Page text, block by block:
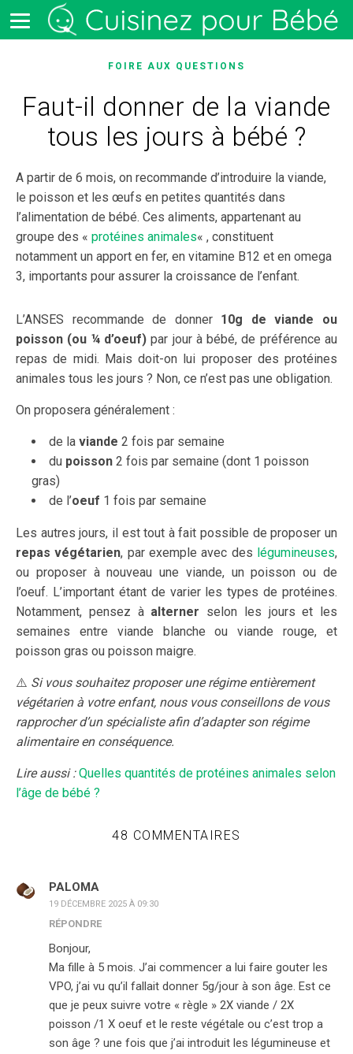
FOIRE AUX QUESTIONS
Faut-il donner de la viande
tous les jours à bébé ?
A partir de 6 mois, on recommande d’introduire la viande,
le poisson et les œufs en petites quantités dans
l’alimentation de bébé. Ces aliments, appartenant au
groupe des « protéines animales« , constituent
notamment un apport en fer, en vitamine B12 et en omega
3, importants pour assurer la croissance de l’enfant.
L’ANSES recommande de donner 10g de viande ou
poisson (ou ¼ d’oeuf)par jour à bébé, de préférence au
repas de midi. Mais doit-on lui proposer des protéines
animales tous les jours ? Non, ce n’est pas une obligation.
On proposera généralement :
de la viande 2 fois par semaine
du poisson 2 fois par semaine (dont 1 poisson
gras)
de l’oeuf 1 fois par semaine
Les autres jours, il est tout à fait possible de proposer un
repas végétarien, par exemple avec des légumineuses,
ou proposer à nouveau une viande, un poisson ou de
l’oeuf. L’important étant de varier les types de protéines.
Notamment, pensez à alterner selon les jours et les
semaines entre viande blanche ou viande rouge, et
poisson gras ou poisson maigre.
⚠️ Si vous souhaitez proposer une régime entièrement
végétarien à votre enfant, nous vous conseillons de vous
rapprocher d’un spécialiste afin d’adapter son régime
alimentaire en conséquence.
Lire aussi : Quelles quantités de protéines animales selon
l’âge de bébé ?
48 COMMENTAIRES
PALOMA
19 DÉCEMBRE 2025 À 09:30
RÉPONDRE
Bonjour,
Ma fille à 5 mois. J’ai commencer a lui faire gouter les
VPO, j’ai vu qu’il fallait donner 5g/jour à son âge. Est ce
que je peux suivre votre « règle » 2X viande / 2X
poisson /1 X oeuf et le reste végétale ou c’est trop a
son âge ? une fois que j’ai introduit les légumineuse et